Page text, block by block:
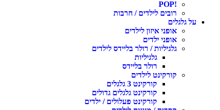
רובים לילדים / חרבות
גלגלים
אופני איזון לילדים
אופני ילדים
גלגיליות / רולר בליידס לילדים
גלגיליות
רולר בליידס
קורקינט לילדים
קורקינט 3 גלגלים
קורקינט גלגלים גדולים
קורקינט פעלולים / ילדים